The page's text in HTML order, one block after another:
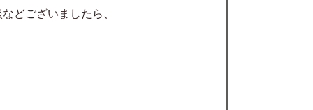
どございましたら、